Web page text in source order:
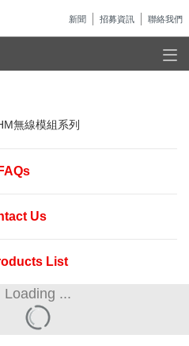
新聞 招募資訊 聯絡我們
無線模組系列
FAQs
Us
List
Loading ...